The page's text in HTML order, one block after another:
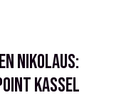
Nikolaus:
Kassel